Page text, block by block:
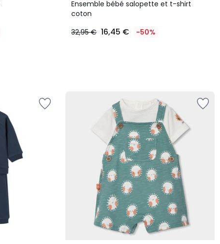
Ensemble bébé salopette et t-shirt
coton
32,95 € 16,45 € -50%